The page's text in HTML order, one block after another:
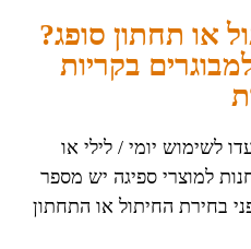
או תחתון סופג?
בקריות
לשימוש יומי / לילי או
למוצרי ספיגה יש מספר
בחירת החיתול או התחתון